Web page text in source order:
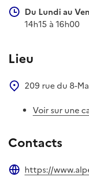
Du Lundi au
14h15 à 16h00
Lieu
209 rue du 8-
Voir sur une
Contacts
https://